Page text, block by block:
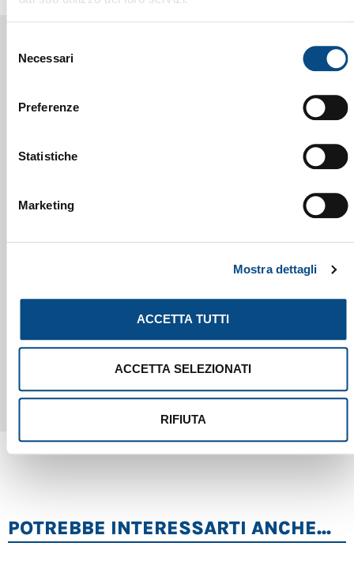
delNecessari
Preferenze
Statistiche
Marketing
Mostra dettagli
ACCETTA TUTTI
ACCETTA SELEZIONATI
RIFIUTA
BROCHURE
POTREBBE INTERESSARTI ANCHE...